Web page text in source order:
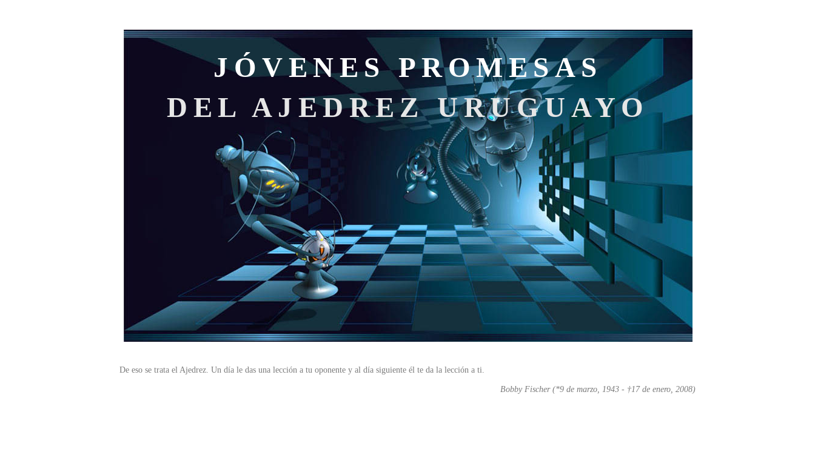
JÓVENES PROMESAS
DEL AJEDREZ URUGUAYO
De eso se trata el Ajedrez. Un día le das una lección a tu oponente y al día siguiente él te da la lección a ti.
Bobby Fischer (*9 de marzo, 1943 - †17 de enero, 2008)